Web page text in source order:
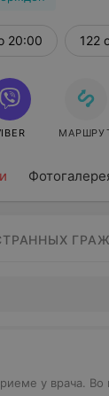
20:00 122
у врача. Во